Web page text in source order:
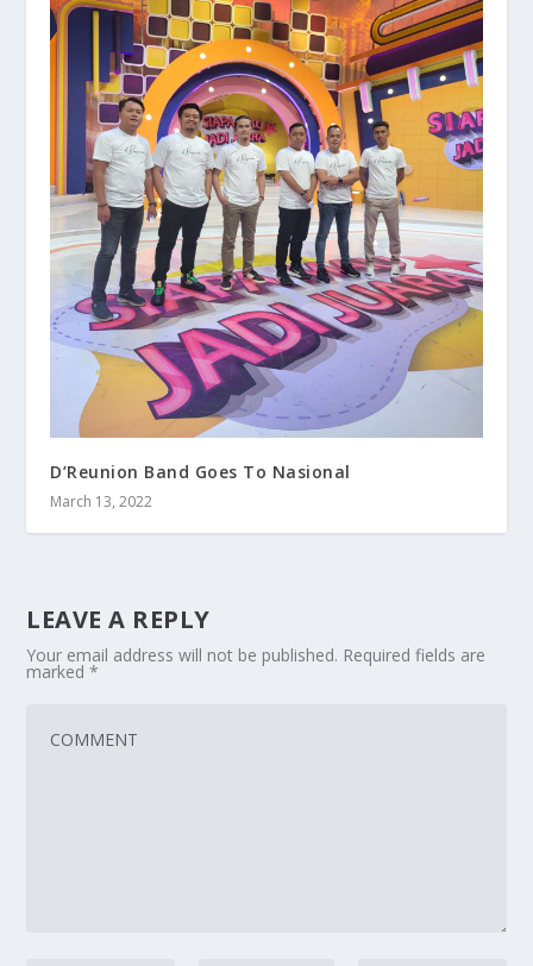
D’Reunion Band Goes To Nasional
March 13, 2022
LEAVE A REPLY
Your email address will not be published. Required fields are
marked*